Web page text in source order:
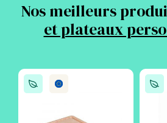
Nos meilleurs
et plateaux